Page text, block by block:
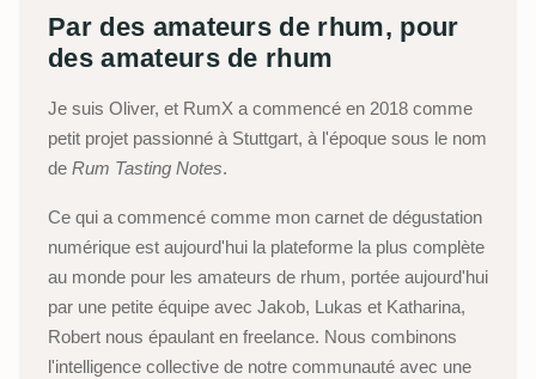
Par des amateurs de rhum, pour
des amateurs de rhum
Je suis Oliver, et RumX a commencé en 2018 comme
petit projet passionné à Stuttgart, à l'époque sous le nom
de Rum Tasting Notes.
Ce qui a commencé comme mon carnet de dégustation
numérique est aujourd'hui la plateforme la plus complète
au monde pour les amateurs de rhum, portée aujourd'hui
par une petite équipe avec Jakob, Lukas et Katharina,
Robert nous épaulant en freelance. Nous combinons
l'intelligence collective de notre communauté avec une